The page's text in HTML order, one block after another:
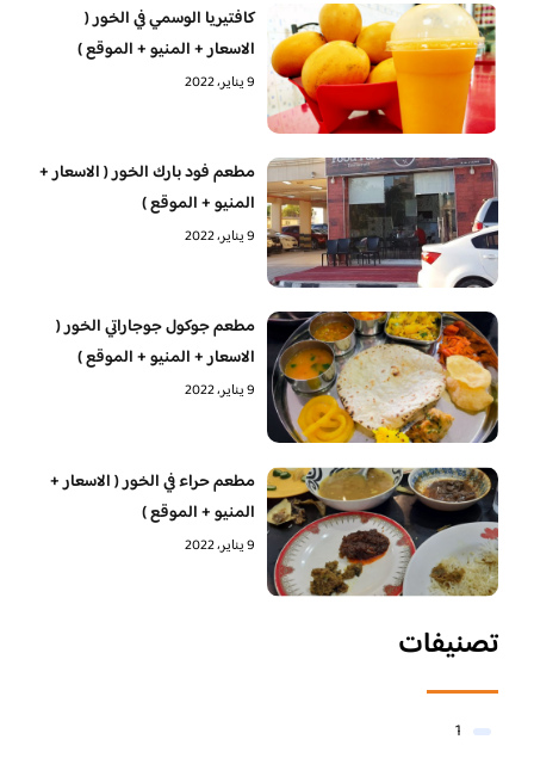
كافتيريا الوسمي في الخور (
الاسعار + المنيو + الموقع )
9 يناير، 2022
مطعم فود بارك الخور ( الاسعار +
المنيو + الموقع )
9 يناير، 2022
مطعم جوكول جوجاراتي الخور (
الاسعار + المنيو + الموقع )
9 يناير، 2022
مطعم حراء في الخور ( الاسعار +
المنيو + الموقع )
9 يناير، 2022
تصنيفات
1